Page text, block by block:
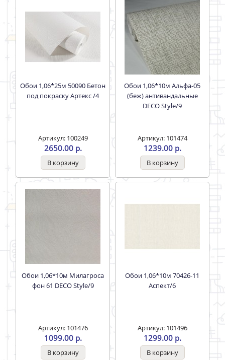
Обои 1,06*25м 50090 Бетон
под покраску Артекс /4
Артикул: 100249
2650.00 р.
Обои 1,06*10м Альфа-05
(беж) антивандальные
DECO Style/9
Артикул: 101474
1239.00 р.
Обои 1,06*10м Милагроса
фон 61 DECO Style/9
Артикул: 101476
1099.00 р.
Обои 1,06*10м 70426-11
Аспект/6
Артикул: 101496
1299.00 р.